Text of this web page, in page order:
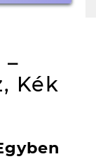
–
Kék